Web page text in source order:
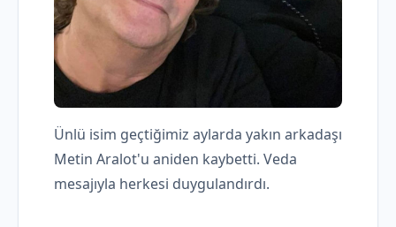
Ünlü isim geçtiğimiz aylarda yakın arkadaşı
Metin Aralot'u aniden kaybetti. Veda
mesajıyla herkesi duygulandırdı.